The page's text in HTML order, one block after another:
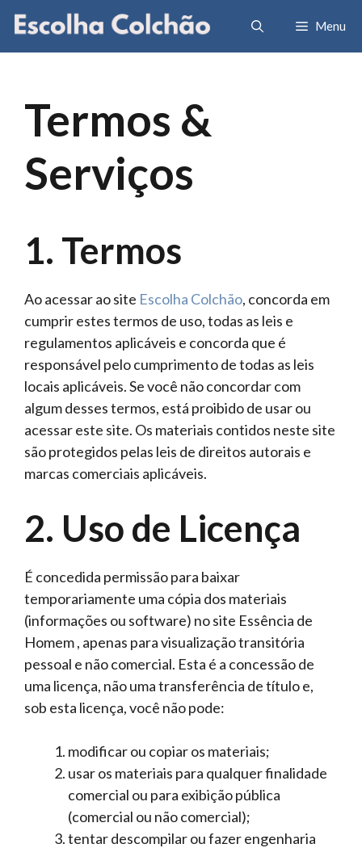
Pular
para
o
Menu
Termos &
Serviços
1. Termos
Ao acessar ao site Escolha Colchão, concorda em
cumprir estes termos de uso, todas as leis e
regulamentos aplicáveis ​​e concorda que é
responsável pelo cumprimento de todas as leis
locais aplicáveis. Se você não concordar com
algum desses termos, está proibido de usar ou
acessar este site. Os materiais contidos neste site
são protegidos pelas leis de direitos autorais e
marcas comerciais aplicáveis.
2. Uso de Licença
É concedida permissão para baixar
temporariamente uma cópia dos materiais
(informações ou software) no site Essência de
Homem , apenas para visualização transitória
pessoal e não comercial. Esta é a concessão de
uma licença, não uma transferência de título e,
sob esta licença, você não pode:
modificar ou copiar os materiais;
usar os materiais para qualquer finalidade
comercial ou para exibição pública
(comercial ou não comercial);
tentar descompilar ou fazer engenharia